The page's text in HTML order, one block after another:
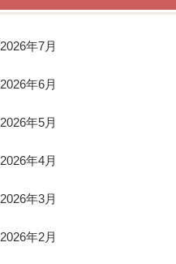
2026年7月
2026年6月
2026年5月
2026年4月
2026年3月
2026年2月